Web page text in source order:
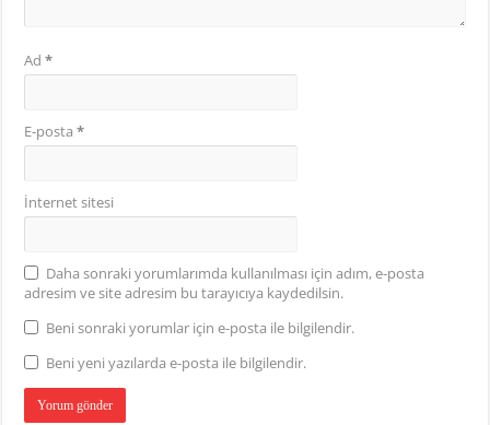
Ad*
E-posta*
İnternet sitesi
Daha sonraki yorumlarımda kullanılması için adım, e-posta
adresim ve site adresim bu tarayıcıya kaydedilsin.
Beni sonraki yorumlar için e-posta ile bilgilendir.
Beni yeni yazılarda e-posta ile bilgilendir.